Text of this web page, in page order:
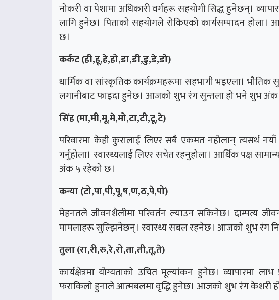
नोकरी वा पेशामा अधिकारी वर्गहरू सहयोगी सिद्ध हुनेछन्।
लागि हुनेछ। पिताको सहयोगले रोकिएको कार्यसम्पादन
छ।
कर्कट (ही,हू,हे,हो,डा,डी,डु,डे,डो)
धार्मिक वा सांस्कृतिक कार्यक्रमहरूमा सहभागी भइएला।
लगानीबाट फाइदा हुनेछ। आजको शुभ रंग सुन्तला हो भने शुभ
सिंह (मा,मी,मू,मे,मो,टा,टी,टू,टे)
परिवारमा केही कुरालाई लिएर सबै एकमत नहोलान् त्यसर्थ
गर्नुहोला। स्वास्थ्यलाई लिएर सचेत रहनुहोला। आर्थिक पक्ष
अंक ५ रहेको छ।
कन्या (टो,पा,पी,पू,ष,ण,ठ,पे,पो)
मेहनतले जीवनशैलीमा परिवर्तन ल्याउन सकिनेछ। दाम्पत्य
मामलाहरू सुल्झिनेछन्। स्वास्थ्य सबल रहनेछ। आजको शुभ रंग
तुला (रा,री,रु,रे,रो,ता,ती,तू,ते)
कार्यक्षेत्रमा योग्यताको उचित मूल्यांकन हुनेछ। व्यापारमा
फराकिलो हुनाले आत्मबलमा वृद्धि हुनेछ। आजको शुभ रंग केशरी